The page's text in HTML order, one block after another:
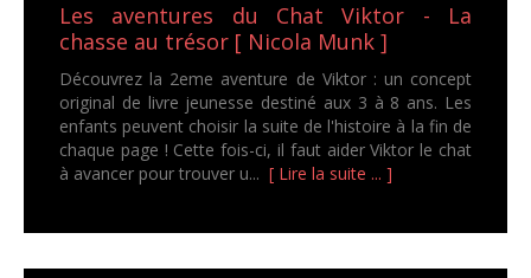
Les aventures du Chat Viktor - La
chasse au trésor [ Nicola Munk ]
Découvrez la 2eme aventure de Viktor : un concept
original de livre jeunesse destiné aux 3 à 8 ans. Les
enfants peuvent choisir la suite de l'histoire à la fin de
chaque page ! Cette fois-ci, il faut aider Viktor le chat
à avancer pour trouver u... [ Lire la suite ... ]